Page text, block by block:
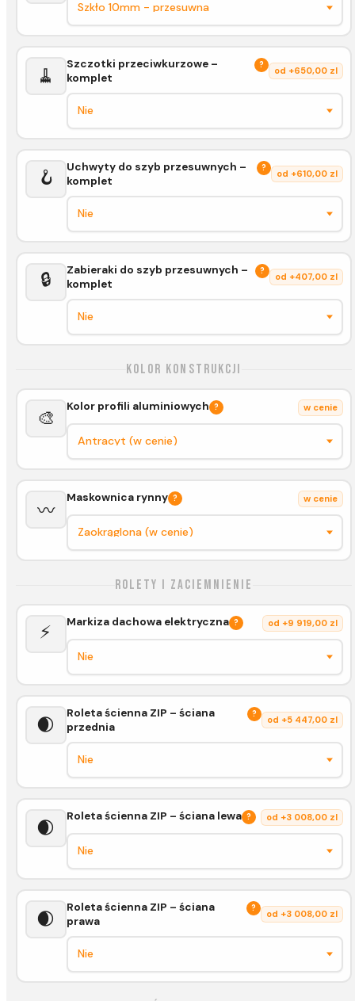
🧹
Szczotki przeciwkurzowe –
komplet
?
od +650,00 zl
🪝
Uchwyty do szyb przesuwnych –
komplet
?
od +610,00 zl
🔒
Zabieraki do szyb przesuwnych –
komplet
?
od +407,00 zl
Kolor konstrukcji
🎨
Kolor profili aluminiowych ? w cenie
〰️
Maskownica rynny ? w cenie
Rolety i zaciemnienie
⚡ Markiza dachowa elektryczna ? od +9 919,00 zl
🌒
Roleta ścienna ZIP – ściana
przednia
?
od +5 447,00 zl
🌒
Roleta ścienna ZIP – ściana lewa ? od +3 008,00 zl
🌒
Roleta ścienna ZIP – ściana
prawa
?
od +3 008,00 zl